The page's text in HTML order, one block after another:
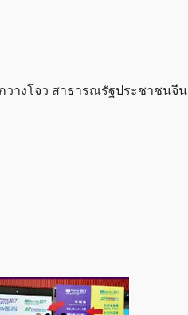
วางโจว สาธารณรัฐประชาชนจีน